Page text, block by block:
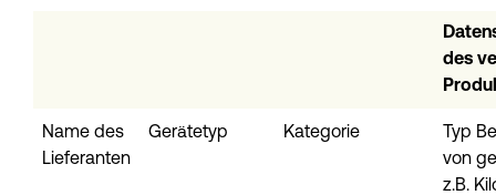
des
Name des
Lieferanten
Gerätetyp Kategorie
Typ
von
z.B.